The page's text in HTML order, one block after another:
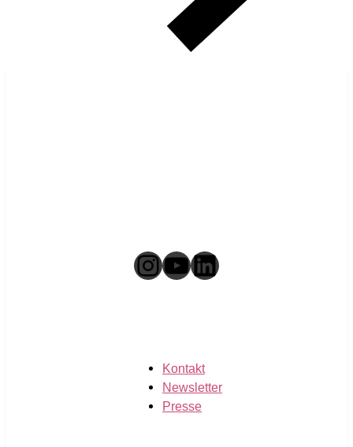
Instagram
YouTube
LinkedIn
Kontakt
Newsletter
Presse